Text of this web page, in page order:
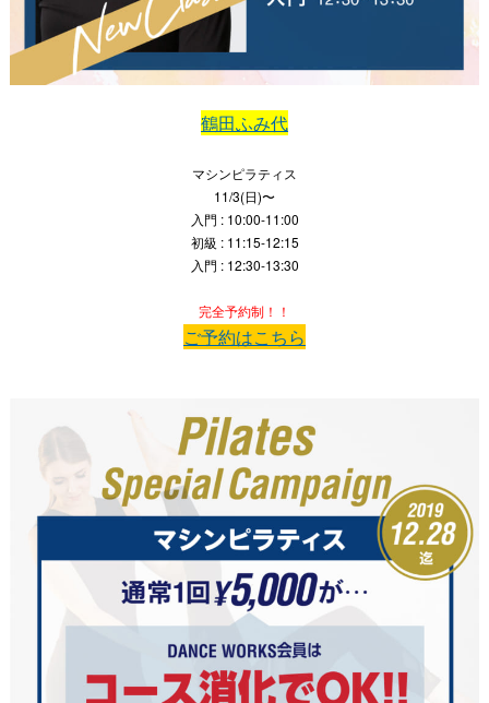
鶴田ふみ代
マシンピラティス
11/3(日)〜
入門 : 10:00-11:00
初級 : 11:15-12:15
入門 : 12:30-13:30
完全予約制！！
ご予約はこちら